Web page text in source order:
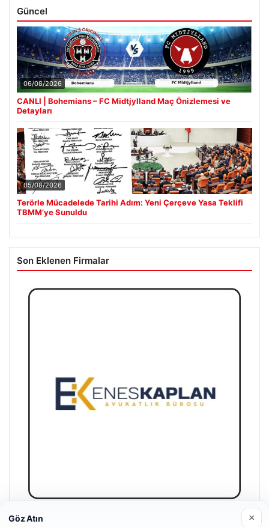
Güncel
06/08/2026
CANLI | Bohemians – FC Midtjylland Maç Önizlemesi ve
Detayları
05/08/2026
Terörle Mücadelede Tarihi Adım: Yeni Çerçeve Yasa Teklifi
TBMM’ye Sunuldu
Son Eklenen Firmalar
Enes Kaplan Avukatlık Bürosu
Göz Atın ×